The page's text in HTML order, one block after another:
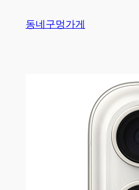
동네구멍가게